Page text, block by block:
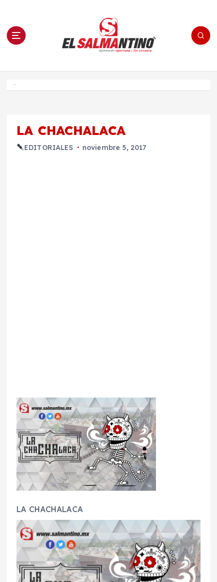
n El Salmantino - medios/noticias/editorial
LA CHACHALACA
EDITORIALES noviembre 5, 2017
LA CHACHALACA